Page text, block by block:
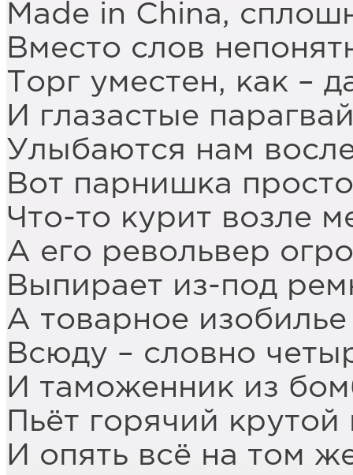
Made in China,
Вместо слов
Торг уместен, как –
И глазастые
Улыбаются нам
Вот парнишка
Что-то курит возле
А его револьвер
Выпирает из-под
А товарное изобилье
Всюду – словно
И таможенник из
Пьёт горячий крутой
И опять всё на том